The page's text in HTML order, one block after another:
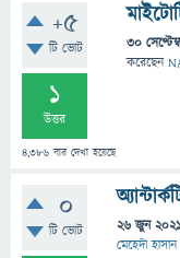
+5
টি ভোট
1
উত্তর
4,386 বার দেখা হয়েছে
30
করেছেন
0
টি ভোট 26 জুন 2021
মেহেদী হাসান